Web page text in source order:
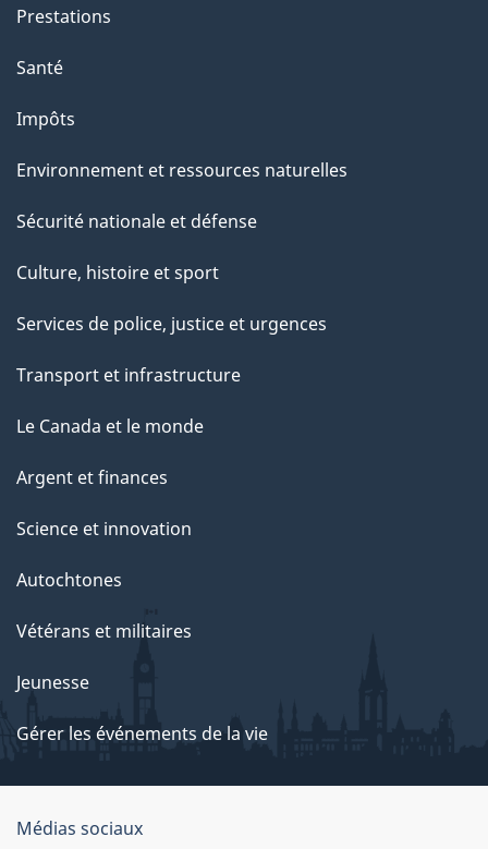
e
Prestations
Santé
Impôts
Environnement et ressources naturelles
Sécurité nationale et défense
Culture, histoire et sport
Services de police, justice et urgences
Transport et infrastructure
Le Canada et le monde
Argent et finances
Science et innovation
Autochtones
Vétérans et militaires
Jeunesse
Gérer les événements de la vie
Organisation
Médias sociaux